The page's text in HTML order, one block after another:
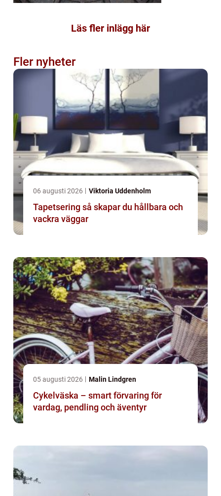
Läs fler inlägg här
Fler nyheter
06 augusti 2026 Viktoria Uddenholm
Tapetsering så skapar du hållbara och
vackra väggar
05 augusti 2026 Malin Lindgren
Cykelväska – smart förvaring för
vardag, pendling och äventyr